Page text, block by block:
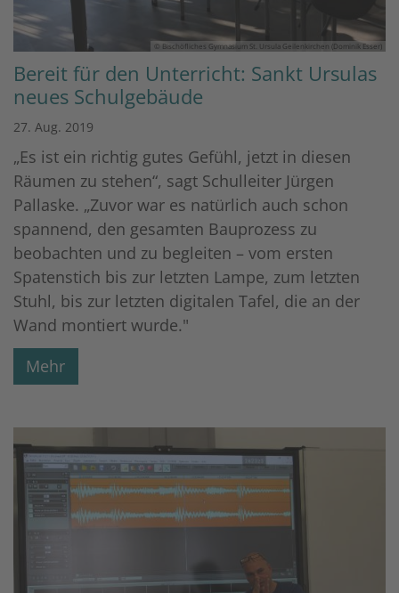
© Bischöfliches Gymnasium St. Ursula Geilenkirchen (Dominik Esser)
Bereit für den Unterricht: Sankt Ursulas
neues Schulgebäude
27. Aug. 2019
„Es ist ein richtig gutes Gefühl, jetzt in diesen
Räumen zu stehen“, sagt Schulleiter Jürgen
Pallaske. „Zuvor war es natürlich auch schon
spannend, den gesamten Bauprozess zu
beobachten und zu begleiten – vom ersten
Spatenstich bis zur letzten Lampe, zum letzten
Stuhl, bis zur letzten digitalen Tafel, die an der
Wand montiert wurde."
Mehr